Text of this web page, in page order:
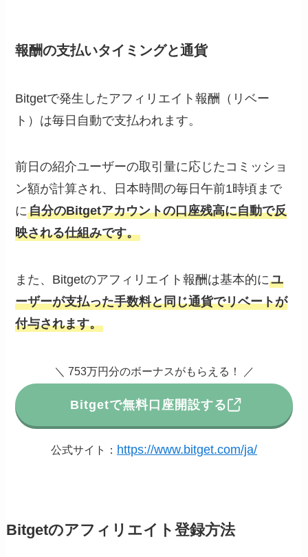
報酬の支払いタイミングと通貨
Bitgetで発生したアフィリエイト報酬（リベー
ト）は毎日自動で支払われます。
前日の紹介ユーザーの取引量に応じたコミッショ
ン額が計算され、日本時間の毎日午前1時頃まで
に自分のBitgetアカウントの口座残高に自動で反
映される仕組みです。
また、Bitgetのアフィリエイト報酬は基本的にユ
ーザーが支払った手数料と同じ通貨でリベートが
付与されます。
＼ 753万円分のボーナスがもらえる！ ／
Bitgetで無料口座開設する
公式サイト： https://www.bitget.com/ja/
Bitgetのアフィリエイト登録方法